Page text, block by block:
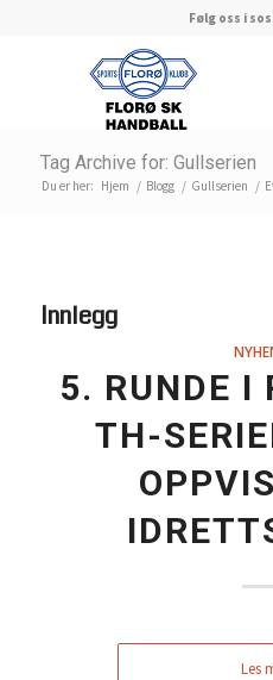
Følg oss i
Tag Archive for: Gullserien
Du er her: Hjem / Blogg / Gullserien /
Innlegg
5. RUNDE I
TH-
Les